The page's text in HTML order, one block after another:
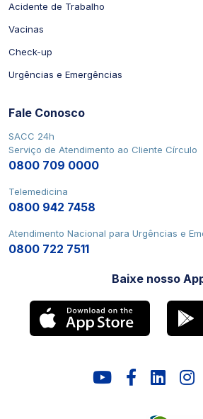
Baixe nosso
Acidente de Trabalho
Vacinas
Check-up
Urgências e Emergências
Fale Conosco
SACC 24h
Serviço de Atendimento ao Cliente Círculo
0800 709 0000
Telemedicina
0800 942 7458
Atendimento Nacional para Urgências e
0800 722 7511